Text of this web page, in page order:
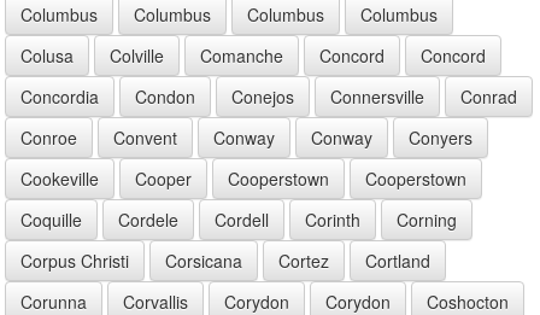
Columbus
Columbus Columbus
Columbus
Colusa
Colville Comanche Concord
Concord
Concordia
Condon Conejos Connersville
Conrad
Conroe
Convent Conway Conway
Conyers
Cookeville
Cooper Cooperstown
Cooperstown
Coquille
Cordele Cordell Corinth
Corning
Corpus Christi
Corsicana Cortez
Cortland
Corunna
Corvallis Corydon Corydon
Coshocton